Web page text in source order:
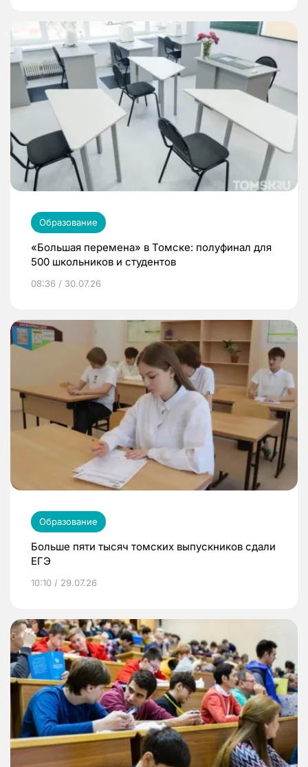
Образование
«Большая перемена» в Томске: полуфинал для
500 школьников и студентов
08:36 / 30.07.26
Образование
Больше пяти тысяч томских выпускников сдали
ЕГЭ
10:10 / 29.07.26